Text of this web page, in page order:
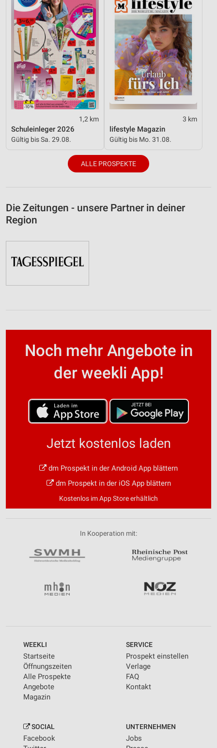
1,2 km
Schuleinleger 2026
Gültig bis Sa. 29.08.
3 km
lifestyle Magazin
Gültig bis Mo. 31.08.
ALLE PROSPEKTE
Die Zeitungen - unsere Partner in deiner
Region
Noch mehr Angebote in
der weekli App!
Jetzt kostenlos laden
dm Prospekt in der Android App blättern
dm Prospekt in der iOS App blättern
Kostenlos im App Store erhältlich
In Kooperation mit:
WEEKLI
Startseite
Öffnungszeiten
Alle Prospekte
Angebote
Magazin
SERVICE
Prospekt einstellen
Verlage
FAQ
Kontakt
SOCIAL
Facebook
UNTERNEHMEN
Jobs